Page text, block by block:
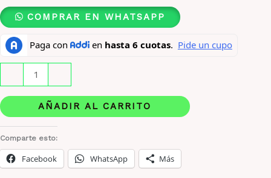
COMPRAR EN WHATSAPP
Odyssey
Candee
100
Ml
Original
AÑADIR AL CARRITO
Comparte esto:
Facebook WhatsApp Más